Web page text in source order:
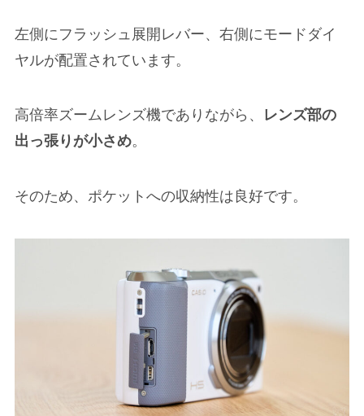
左側にフラッシュ展開レバー、右側にモードダイ
ヤルが配置されています。
高倍率ズームレンズ機でありながら、
レンズ部の
出っ張りが小さめ。
そのため、ポケットへの収納性は良好です。